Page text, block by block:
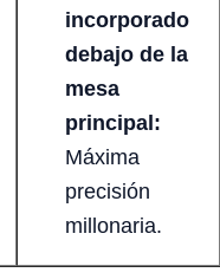
incorporado
debajo de la
mesa
principal:
Máxima
precisión
millonaria.